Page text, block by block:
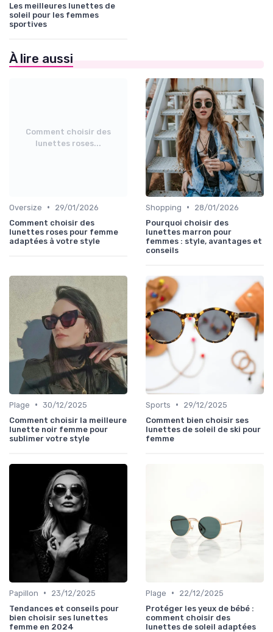
Les meilleures lunettes de
soleil pour les femmes
sportives
À lire aussi
Comment choisir des
lunettes roses...
Oversize •
29/01/2026
Comment choisir des
lunettes roses pour femme
adaptées à votre style
Shopping •
28/01/2026
Pourquoi choisir des
lunettes marron pour
femmes : style, avantages et
conseils
Plage • 30/12/2025
Comment choisir la meilleure
lunette noir femme pour
sublimer votre style
Sports •
29/12/2025
Comment bien choisir ses
lunettes de soleil de ski pour
femme
Papillon •
23/12/2025
Tendances et conseils pour
bien choisir ses lunettes
femme en 2024
Plage •
22/12/2025
Protéger les yeux de bébé :
comment choisir des
lunettes de soleil adaptées